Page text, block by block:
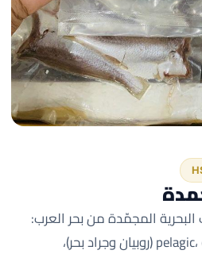
المجمّدة من بحر العرب:
أسماك بيضاء، pelagic، crustaceans (روبيان وجراد بحر)،